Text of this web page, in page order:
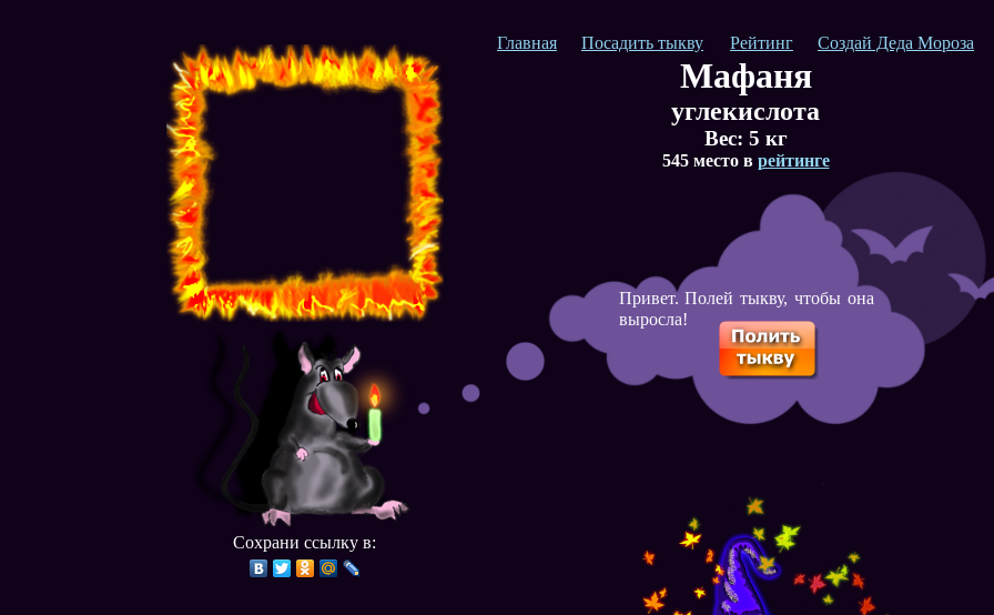
Сохрани ссылку в:
Главная Посадить тыкву Рейтинг Создай Деда Мороза
Мафаня
углекислота
Вес: 5 кг
545 место в рейтинге
Привет. Полей тыкву, чтобы она
выросла!